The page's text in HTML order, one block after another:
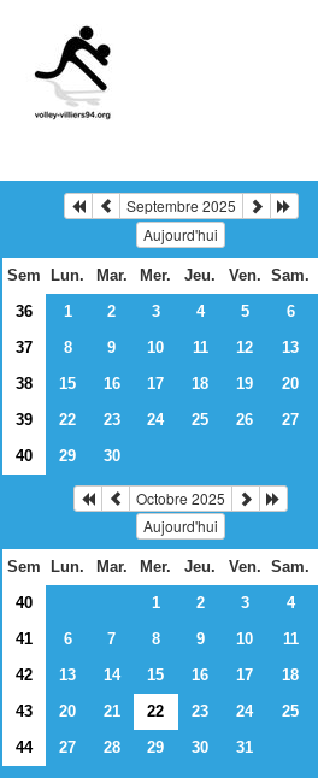
Septembre 2025
Aujourd'hui
Sem Lun. Mar. Mer. Jeu. Ven. Sam.
36
1 2 3 4 5 6
37
8 9 10 11 12 13
38
15 16 17 18 19 20
39
22 23 24 25 26 27
40
29 30
Octobre 2025
Aujourd'hui
Sem Lun. Mar. Mer. Jeu. Ven. Sam.
40
1 2 3 4
41
6 7 8 9 10 11
42
13 14 15 16 17 18
43
20 21 22 23 24 25
44
27 28 29 30 31